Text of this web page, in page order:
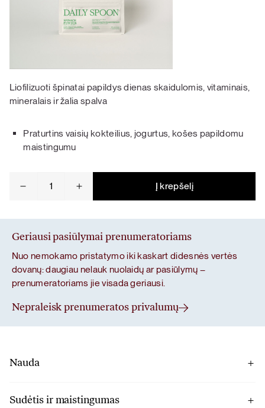
Liofilizuoti špinatai papildys dienas skaidulomis, vitaminais,
mineralais ir žalia spalva
Praturtins vaisių kokteilius, jogurtus, košes papildomu
maistingumu
kiekis:
Į krepšelį
Geriausi pasiūlymai prenumeratoriams
Nuo nemokamo pristatymo iki kaskart didesnės vertės
dovanų: daugiau nelauk nuolaidų ar pasiūlymų –
prenumeratoriams jie visada geriausi.
Nepraleisk prenumeratos privalumų
Nauda
špinatai suteiks visą glėbį naudingų medžiagų: vitaminus A,
Sudėtis ir maistingumas